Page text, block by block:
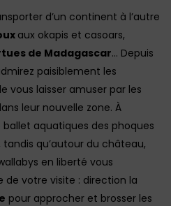
d’un continent à l’autre
aux okapis et casoars,
de Madagascar… Depuis
paisiblement les
vous laisser amuser par les
leur nouvelle zone. À
ballet aquatiques des phoques
qu’autour du château,
en liberté vous
de votre visite : direction la
pour approcher et brosser les